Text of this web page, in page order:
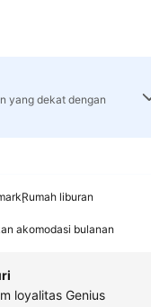
yang dekat dengan
Rumah liburan
akomodasi bulanan
loyalitas Genius